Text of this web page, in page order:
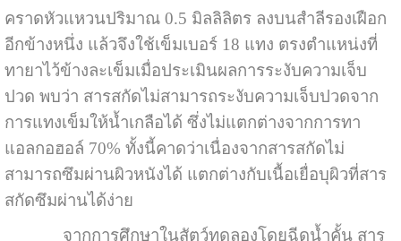
คราดหัวแหวนปริมาณ 0.5 มิลลิลิตร ลงบนสำลีรองเฝือก
อีกข้างหนึ่ง แล้วจึงใช้เข็มเบอร์ 18 แทง ตรงตำแหน่งที่
ทายาไว้ข้างละเข็มเมื่อประเมินผลการระงับความเจ็บ
ปวด พบว่า สารสกัดไม่สามารถระงับความเจ็บปวดจาก
การแทงเข็มให้น้ำเกลือได้ ซึ่งไม่แตกต่างจากการทา
แอลกอฮอล์ 70% ทั้งนี้คาดว่าเนื่องจากสารสกัดไม่
สามารถซึมผ่านผิวหนังได้ แตกต่างกับเนื้อเยื่อบุผิวที่สาร
สกัดซึมผ่านได้ง่าย
จากการศึกษาในสัตว์ทดลองโดยฉีดน้ำคั้น สาร